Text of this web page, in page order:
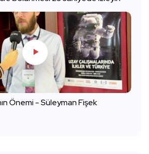
Önemi - Süleyman Fişek